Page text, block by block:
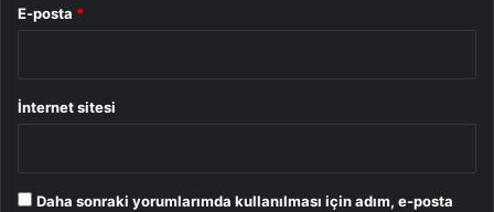
E-posta *
İnternet sitesi
Daha sonraki yorumlarımda kullanılması için adım, e-posta